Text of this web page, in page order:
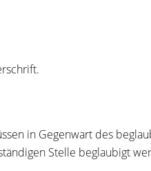
in Gegenwart des
Stelle beglaubigt